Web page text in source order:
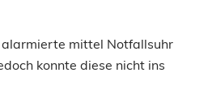
mittel Notfallsuhr
konnte diese nicht ins